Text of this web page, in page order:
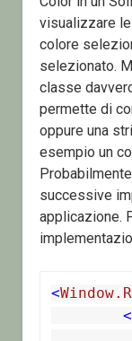
visualizzare
colore
selezionato.
classe
permette di
oppure una
esempio un
successive
applicazione.
<
<